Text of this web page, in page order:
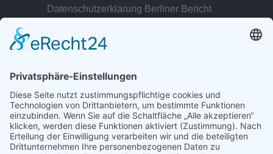
Datenschutzerklärung Berliner Bericht
© 2022 - 2026 Dr. Christina Baum. Alle Rechte vorbehalten.